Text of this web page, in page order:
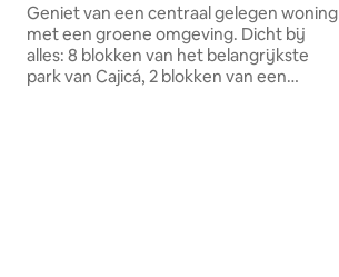
een stedelijke omgeving
Geniet van een centraal gelegen woning
met een groene omgeving. Dicht bij
alles: 8 blokken van het belangrijkste
park van Cajicá, 2 blokken van een